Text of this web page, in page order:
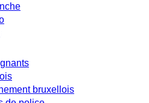
bruxellois